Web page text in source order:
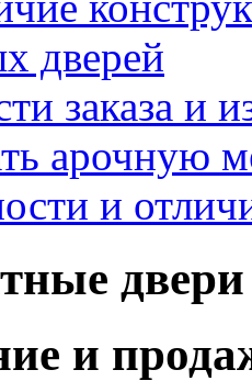
дверей
заказа и
арочную
и
двери
и